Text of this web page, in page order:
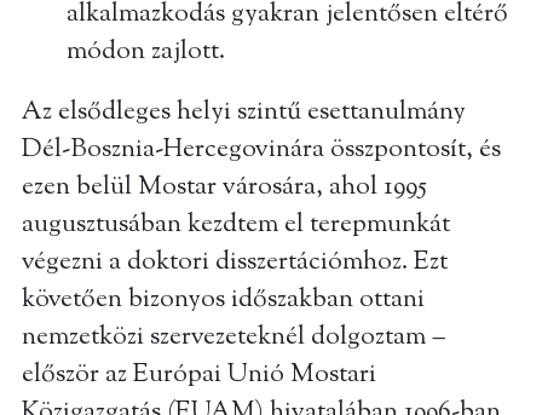
alkalmazkodás gyakran jelentősen eltérő
módon zajlott.
Az elsődleges helyi szintű esettanulmány
Dél-Bosznia-Hercegovinára összpontosít, és
ezen belül Mostar városára, ahol 1995
augusztusában kezdtem el terepmunkát
végezni a doktori disszertációmhoz. Ezt
követően bizonyos időszakban ottani
nemzetközi szervezeteknél dolgoztam –
először az Európai Unió Mostari